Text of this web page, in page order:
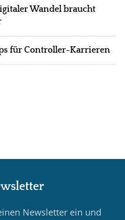
Wandel braucht
für Controller-Karrieren
Newsletter ein und